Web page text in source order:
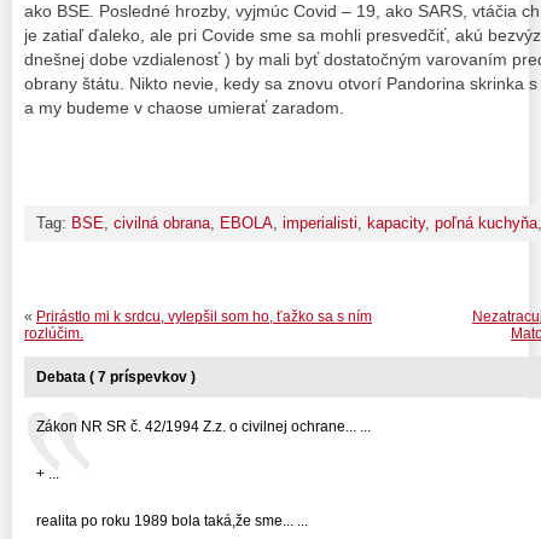
ako BSE. Posledné hrozby, vyjmúc Covid – 19, ako SARS, vtáčia
je zatiaľ ďaleko, ale pri Covide sme sa mohli presvedčiť, akú
dnešnej dobe vzdialenosť ) by mali byť dostatočným varovaním
obrany štátu. Nikto nevie, kedy sa znovu otvorí Pandorina skrinka
a my budeme v chaose umierať zaradom.
Tag: BSE, civilná obrana, EBOLA, imperialisti, kapacity, poľná kuchyňa
« Prirástlo mi k srdcu, vylepšil som ho, ťažko sa s ním
rozlúčim.
Debata ( 7 príspevkov )
Zákon NR SR č. 42/1994 Z.z. o civilnej ochrane... ...
+ ...
realita po roku 1989 bola taká,že sme... ...